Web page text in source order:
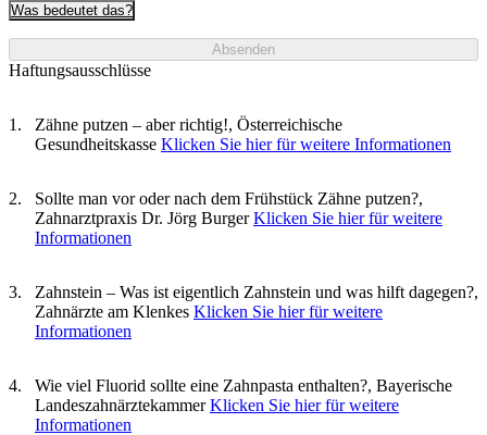
Was bedeutet das?
Absenden
Haftungsausschlüsse
Zähne putzen – aber richtig!, Österreichische
Gesundheitskasse Klicken Sie hier für weitere Informationen
Sollte man vor oder nach dem Frühstück Zähne putzen?,
Zahnarztpraxis Dr. Jörg Burger Klicken Sie hier für weitere
Informationen
Zahnstein – Was ist eigentlich Zahnstein und was hilft dagegen?,
Zahnärzte am Klenkes Klicken Sie hier für weitere
Informationen
Wie viel Fluorid sollte eine Zahnpasta enthalten?, Bayerische
Landeszahnärztekammer Klicken Sie hier für weitere
Informationen